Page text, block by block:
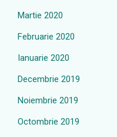
Martie 2020
Februarie 2020
Ianuarie 2020
Decembrie 2019
Noiembrie 2019
Octombrie 2019